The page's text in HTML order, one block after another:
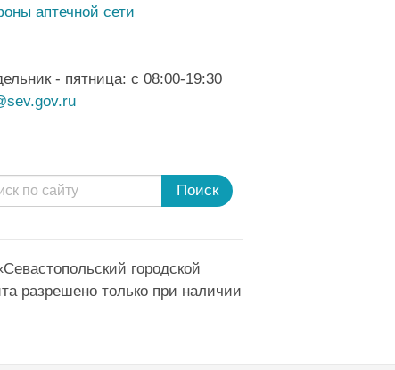
аптечной сети
- пятница: с 08:00-19:30
Поиск
городской
разрешено только при наличии